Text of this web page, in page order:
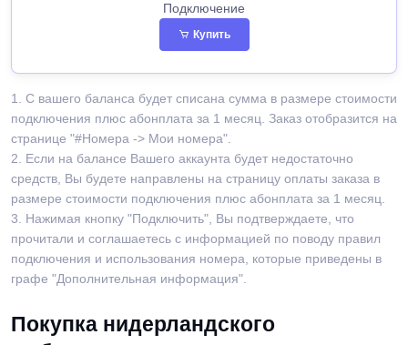
Подключение
Купить
1. С вашего баланса будет списана сумма в размере стоимости
подключения плюс абонплата за 1 месяц. Заказ отобразится на
странице "#Номера -> Мои номера".
2. Если на балансе Вашего аккаунта будет недостаточно
средств, Вы будете направлены на страницу оплаты заказа в
размере стоимости подключения плюс абонплата за 1 месяц.
3. Нажимая кнопку "Подключить", Вы подтверждаете, что
прочитали и соглашаетесь с информацией по поводу правил
подключения и использования номера, которые приведены в
графе "Дополнительная информация".
Покупка нидерландского